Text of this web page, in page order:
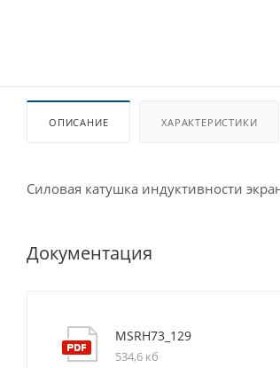
ОПИСАНИЕ ХАРАКТЕРИСТИКИ
Силовая катушка индуктивности
Документация
MSRH73_129
534,6 кб